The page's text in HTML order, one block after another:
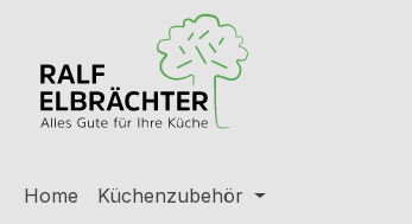
Hauptinhalt springen
Zur Suche springen
Zur Hauptnavigation springen
Home Küchenzubehör